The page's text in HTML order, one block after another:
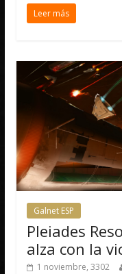
Leer más
Galnet ESP
Pleiades
alza con la
1 noviembre, 3302